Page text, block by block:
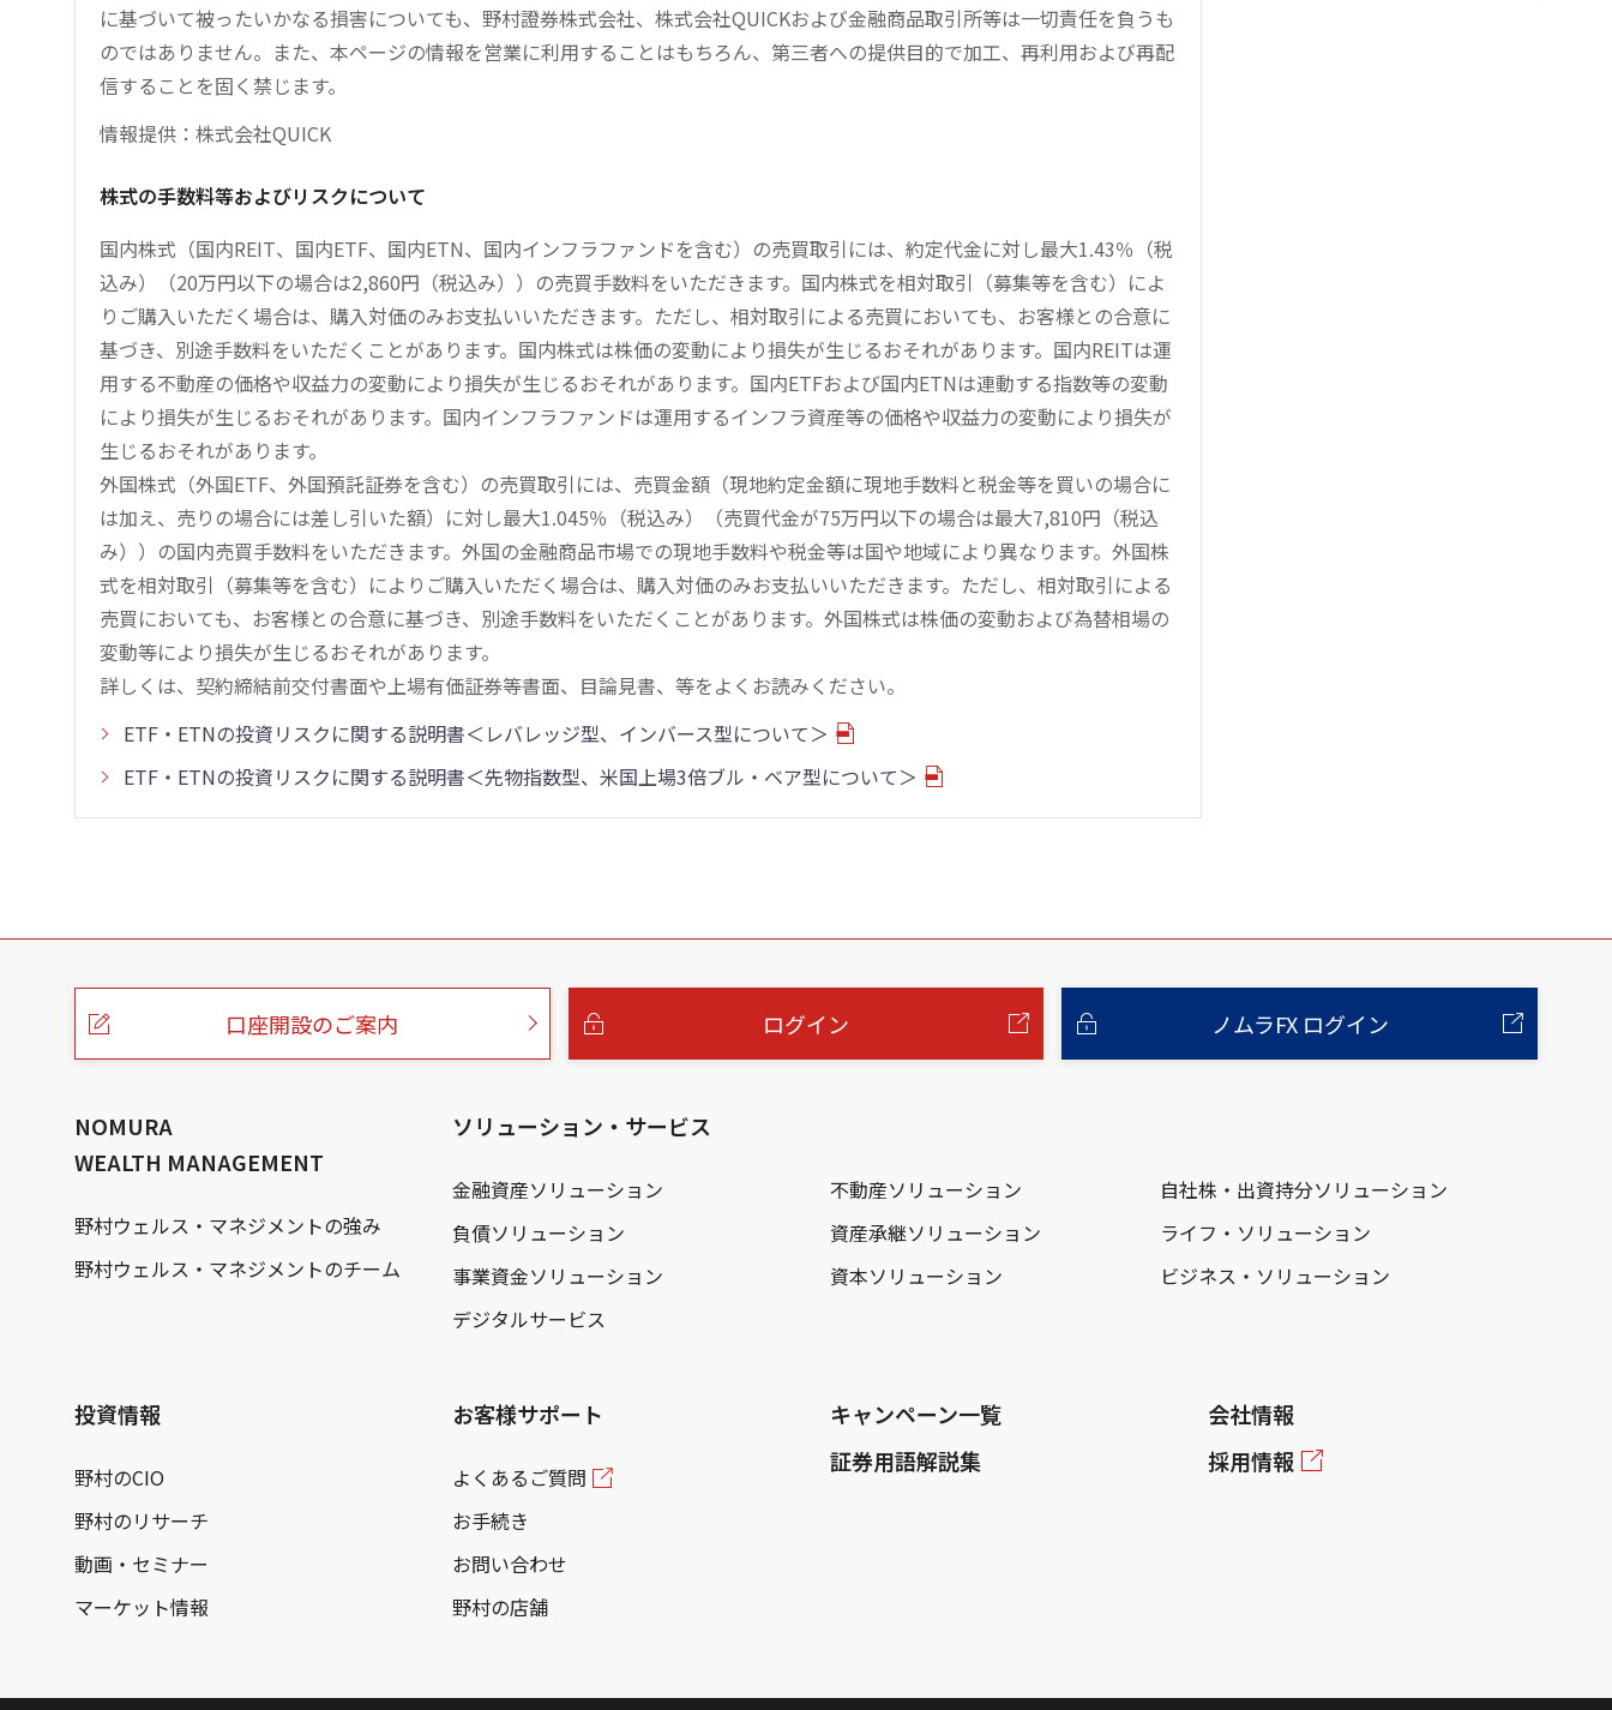
に基づいて被ったいかなる損害についても、野村證券株式会社、株式会社QUICKおよび金融商品取引所等は一切責任を負うも
のではありません。また、本ページの情報を営業に利用することはもちろん、第三者への提供目的で加工、再利用および再配
信することを固く禁じます。
情報提供：株式会社QUICK
株式の手数料等およびリスクについて
国内株式（国内REIT、国内ETF、国内ETN、国内インフラファンドを含む）の売買取引には、約定代金に対し最大1.43％（税
込み）（20万円以下の場合は2,860円（税込み））の売買手数料をいただきます。国内株式を相対取引（募集等を含む）によ
りご購入いただく場合は、購入対価のみお支払いいただきます。ただし、相対取引による売買においても、お客様との合意に
基づき、別途手数料をいただくことがあります。国内株式は株価の変動により損失が生じるおそれがあります。国内REITは運
用する不動産の価格や収益力の変動により損失が生じるおそれがあります。国内ETFおよび国内ETNは連動する指数等の変動
により損失が生じるおそれがあります。国内インフラファンドは運用するインフラ資産等の価格や収益力の変動により損失が
生じるおそれがあります。
外国株式（外国ETF、外国預託証券を含む）の売買取引には、売買金額（現地約定金額に現地手数料と税金等を買いの場合に
は加え、売りの場合には差し引いた額）に対し最大1.045％（税込み）（売買代金が75万円以下の場合は最大7,810円（税込
み））の国内売買手数料をいただきます。外国の金融商品市場での現地手数料や税金等は国や地域により異なります。外国株
式を相対取引（募集等を含む）によりご購入いただく場合は、購入対価のみお支払いいただきます。ただし、相対取引による
売買においても、お客様との合意に基づき、別途手数料をいただくことがあります。外国株式は株価の変動および為替相場の
変動等により損失が生じるおそれがあります。
詳しくは、契約締結前交付書面や上場有価証券等書面、目論見書、等をよくお読みください。
ETF・ETNの投資リスクに関する説明書＜レバレッジ型、インバース型について＞
ETF・ETNの投資リスクに関する説明書＜先物指数型、米国上場3倍ブル・ベア型について＞
こ
口座開設のご案内 ログイン ノムラFX ログイン
NOMURA
WEALTH MANAGEMENT
野村ウェルス・マネジメントの強み
野村ウェルス・マネジメントのチーム
ソリューション・サービス
金融資産ソリューション 不動産ソリューション
自社株・出資持分ソリューション
負債ソリューション
資産承継ソリューション
ライフ・ソリューション
事業資金ソリューション
資本ソリューション
ビジネス・ソリューション
デジタルサービス
投資情報
野村のCIO
野村のリサーチ
動画・セミナー
マーケット情報
お客様サポート
よくあるご質問
お手続き
お問い合わせ
野村の店舗
キャンペーン一覧
証券用語解説集
会社情報
採用情報